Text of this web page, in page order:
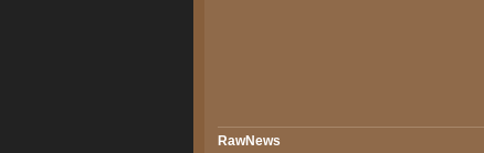
RawNews